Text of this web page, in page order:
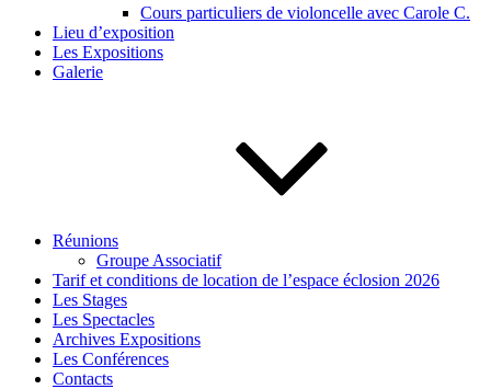
Cours particuliers de violoncelle avec Carole C.
Lieu d’exposition
Les Expositions
Galerie
Réunions
Groupe Associatif
Tarif et conditions de location de l’espace éclosion 2026
Les Stages
Les Spectacles
Archives Expositions
Les Conférences
Contacts